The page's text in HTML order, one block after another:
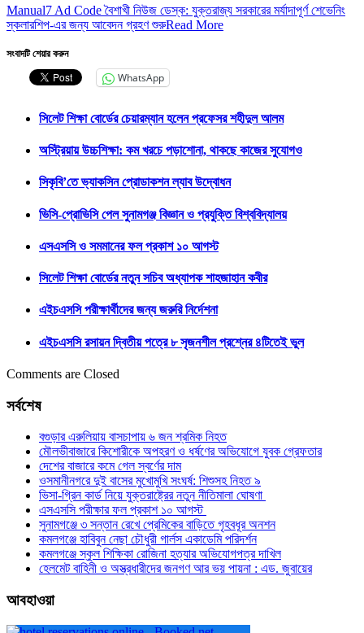
Manual7 Ad Code বৈশাখী নিউজ ডেস্ক: যুক্তরাজ্য সরকারের মর্যাদাপূর্ণ শেভেনিং
স্কলারশিপ-এর জন্য আবেদন গ্রহণ শুরুRead More
সংবাদটি শেয়ার করুন
WhatsApp
সিলেট শিক্ষা বোর্ডের চেয়ারম্যান হলেন প্রফেসর শহীদুল আলম
অস্ট্রিয়ায় উচ্চশিক্ষা: কম খরচে পড়াশোনা, থাকছে কাজের সুযোগও
সিকৃবি’তে ভ্যাকসিন প্রোডাকশন ল্যাব উদ্বোধন
ভিসি-প্রোভিসি পেল সুনামগঞ্জ বিজ্ঞান ও প্রযুক্তি বিশ্ববিদ্যালয়
এসএসসি ও সমমানের ফল প্রকাশ ১০ আগস্ট
সিলেট শিক্ষা বোর্ডের নতুন সচিব অধ্যাপক শাহজাহান কবীর
এইচএসসি পরীক্ষার্থীদের জন্য জরুরি নির্দেশনা
এইচএসসি রসায়ন দ্বিতীয় পত্রে ৮ সৃজনশীল প্রশ্নের ৪টিতেই ভুল
Comments are Closed
সর্বশেষ
বগুড়ার এরুলিয়ায় বাসচাপায় ৬ জন শ্রমিক নিহত
মৌলভীবাজারে কিশোরীকে অপহরণ ও ধর্ষণের অভিযোগে যুবক গ্রেফতার
দেশের বাজারে কমে গেল স্বর্ণের দাম
ওসমানীনগরে দুই বাসের মুখোমুখি সংঘর্ষ: শিশুসহ নিহত ৯
ভিসা-গ্রিন কার্ড নিয়ে যুক্তরাষ্ট্রের নতুন নীতিমালা ঘোষণা
এসএসসি পরীক্ষার ফল প্রকাশ ১০ আগস্ট
সুনামগঞ্জে ৩ সন্তান রেখে প্রেমিকের বাড়িতে গৃহবধূর অনশন
কমলগঞ্জে হাবিবুন নেছা চৌধুরী গার্লস একাডেমি পরিদর্শন
কমলগঞ্জে স্কুল শিক্ষিকা রোজিনা হত্যার অভিযোগপত্র দাখিল
হেলমেট বাহিনী ও অস্ত্রধারীদের জনগণ আর ভয় পায়না : এড. জুবায়ের
আবহাওয়া